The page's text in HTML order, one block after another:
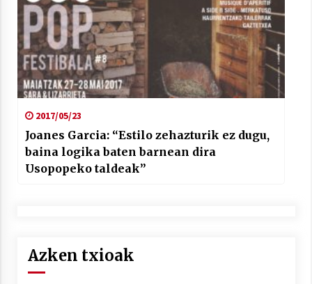
2017/05/23
Joanes Garcia: “Estilo zehazturik ez dugu,
baina logika baten barnean dira
Usopopeko taldeak”
Azken txioak